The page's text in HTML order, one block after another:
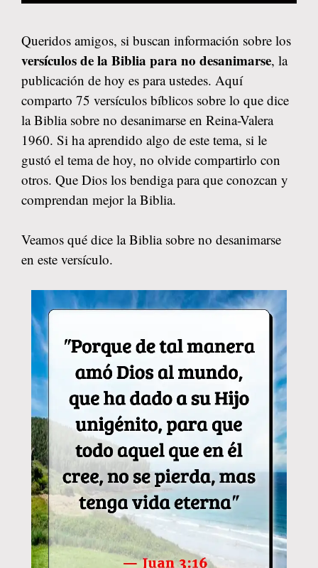
Queridos amigos, si buscan información sobre los
versículos de la Biblia para no desanimarse, la
publicación de hoy es para ustedes. Aquí
comparto 75 versículos bíblicos sobre lo que dice
la Biblia sobre no desanimarse en Reina-Valera
1960. Si ha aprendido algo de este tema, si le
gustó el tema de hoy, no olvide compartirlo con
otros. Que Dios los bendiga para que conozcan y
comprendan mejor la Biblia.
Veamos qué dice la Biblia sobre no desanimarse
en este versículo.